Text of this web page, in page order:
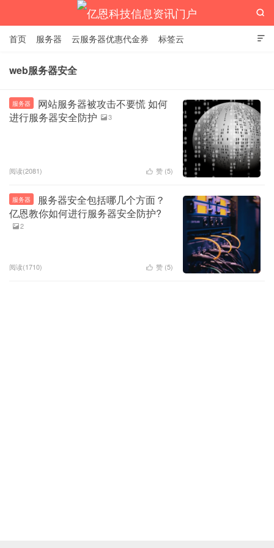
亿恩科技信息资讯门户

首页 服务器 云服务器优惠代金券 标签云

web服务器安全
服务器
网站服务器被攻击不要慌 如何
进行服务器安全防护
3
阅读(2081)  赞 (5)
服务器
服务器安全包括哪几个方面？
亿恩教你如何进行服务器安全防护?
2
阅读(1710)  赞 (5)